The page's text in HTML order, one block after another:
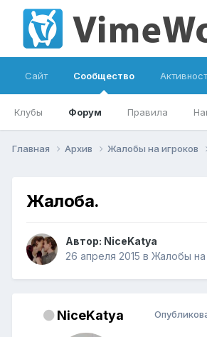
Сайт Сообщество
Клубы Форум Правила
Главная Архив Жалобы на игроков
Жалоба.
Автор: NiceKatya
26 апреля 2015 в Жалобы на
NiceKatya